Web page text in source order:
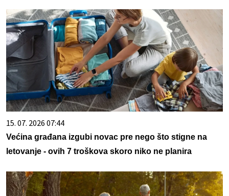
15. 07. 2026 07:44
Većina građana izgubi novac pre nego što stigne na
letovanje - ovih 7 troškova skoro niko ne planira